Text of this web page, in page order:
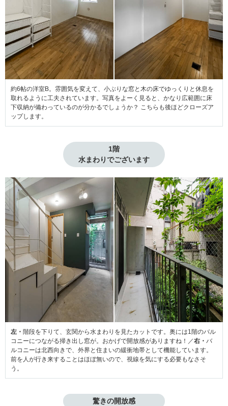
約6帖の洋室B。雰囲気を変えて、小ぶりな窓と木の床でゆっくりと休息を
取れるように工夫されています。写真をよーく見ると、かなり広範囲に床
下収納が備わっているのが分かるでしょうか？ こちらも後ほどクローズア
ップします。
1階
水まわりでございます
左・ 階段を下りて、玄関から水まわりを見たカットです。奥には1階のバル
コニーにつながる掃き出し窓が。おかげで開放感がありますね！／右・ バ
ルコニーは北西向きで、外界と住まいの緩衝地帯として機能しています。
前を人が行き来することはほぼ無いので、視線を気にする必要もなさそ
う。
驚きの開放感